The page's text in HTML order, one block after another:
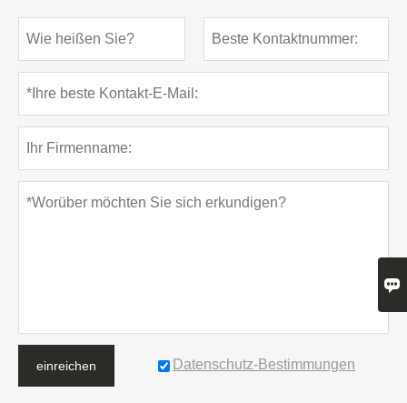
einreichen Datenschutz-Bestimmungen
